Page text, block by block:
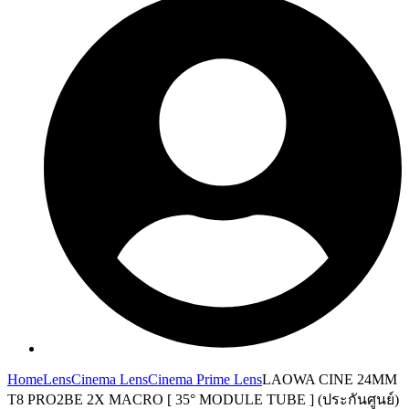
HomeLensCinema LensCinema Prime LensLAOWA CINE 24MM
T8 PRO2BE 2X MACRO [ 35° MODULE TUBE ] (ประกันศูนย์)